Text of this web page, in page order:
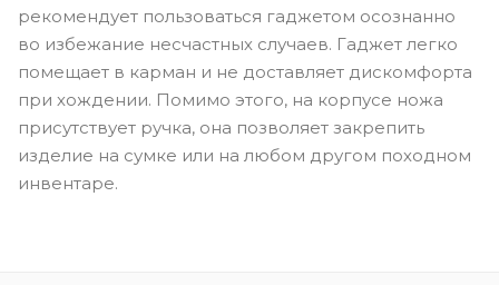
рекомендует пользоваться гаджетом осознанно
во избежание несчастных случаев. Гаджет легко
помещает в карман и не доставляет дискомфорта
при хождении. Помимо этого, на корпусе ножа
присутствует ручка, она позволяет закрепить
изделие на сумке или на любом другом походном
инвентаре.